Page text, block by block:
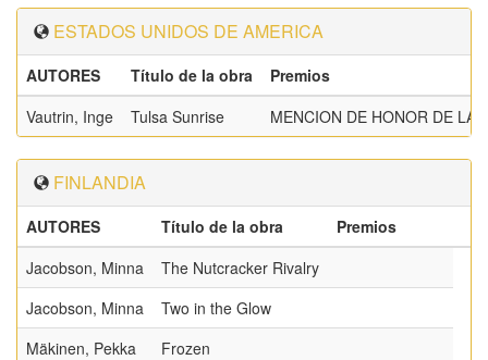
ESTADOS UNIDOS DE AMERICA
AUTORES Título de la obra
Premios
Vautrin, Inge
Tulsa Sunrise MENCION DE HONOR DE LA
FINLANDIA
AUTORES Título de la obra
Premios
Jacobson, Minna
The Nutcracker Rivalry
Jacobson, Minna
Two in the Glow
Mäkinen, Pekka
Frozen